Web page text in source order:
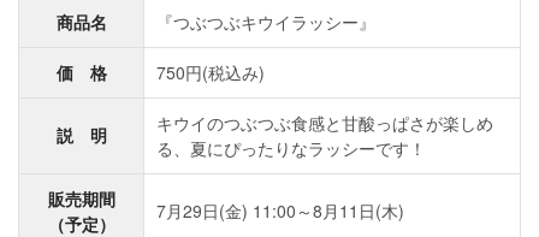
商品名 『つぶつぶキウイラッシー』
価 格 750円(税込み)
説 明
キウイのつぶつぶ食感と甘酸っぱさが楽しめ
る、夏にぴったりなラッシーです！
販売期間
（予定）
7月29日(金) 11:00～8月11日(木)